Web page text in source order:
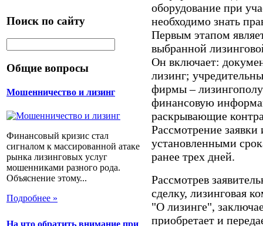
Поиск по сайту
Общие вопросы
Мошенничество и лизинг
Финансовый кризис стал
сигналом к массированной атаке
рынка лизинговых услуг
мошенниками разного рода.
Объяснение этому...
Подробнее »
На что обратить внимание при
оборудование при
необходимо знать
Первым этапом
выбранной
Он включает:
лизинг;
фирмы –
финансовую
раскрывающие
Рассмотрение
установленными
ранее трех дней.
Рассмотрев
сделку, лизинговая
"О лизинге",
приобретает и